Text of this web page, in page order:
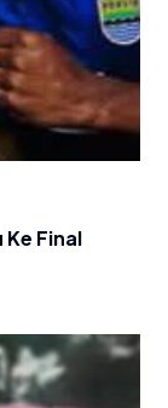
Final